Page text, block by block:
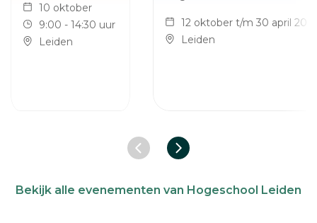
10 oktober
9:00 - 14:30 uur
Leiden
12 oktober t/m 30 april
Leiden
Bekijk alle evenementen van Hogeschool Leiden
Vorige slideVolgende slide